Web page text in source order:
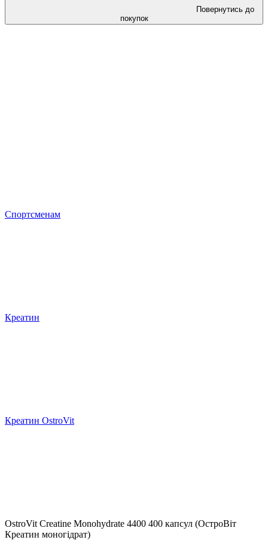
Повернутись до
покупок
Спортсменам
Креатин
Креатин OstroVit
OstroVit Creatine Monohydrate 4400 400 капсул (ОстроВіт
Креатин моногідрат)